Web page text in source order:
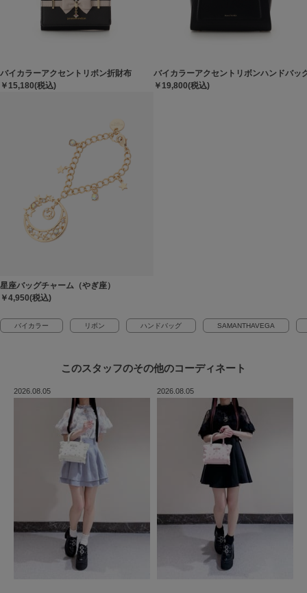
バイカラーアクセントリボン折財布
￥15,180(税込)
バイカラーアクセントリボンハンドバッ
￥19,800(税込)
星座バッグチャーム（やぎ座）
￥4,950(税込)
バイカラー リボン ハンドバッグ SAMANTHAVEGA
このスタッフのその他のコーディネート
2026.08.05 2026.08.05